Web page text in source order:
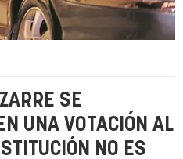
SE
UNA VOTACIÓN AL
NO ES